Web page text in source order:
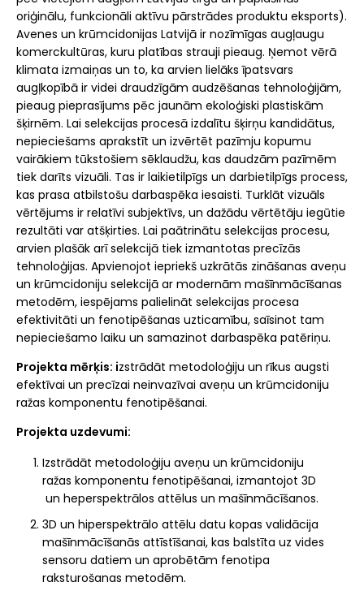
oriģinālu, funkcionāli aktīvu pārstrādes produktu eksports).
Avenes un krūmcidonijas Latvijā ir nozīmīgas augļaugu
komerckultūras, kuru platības strauji pieaug. Ņemot vērā
klimata izmaiņas un to, ka arvien lielāks īpatsvars
augļkopībā ir videi draudzīgām audzēšanas tehnoloģijām,
pieaug pieprasījums pēc jaunām ekoloģiski plastiskām
šķirnēm. Lai selekcijas procesā izdalītu šķirņu kandidātus,
nepieciešams aprakstīt un izvērtēt pazīmju kopumu
vairākiem tūkstošiem sēklaudžu, kas daudzām pazīmēm
tiek darīts vizuāli. Tas ir laikietilpīgs un darbietilpīgs process,
kas prasa atbilstošu darbaspēka iesaisti. Turklāt vizuāls
vērtējums ir relatīvi subjektīvs, un dažādu vērtētāju iegūtie
rezultāti var atšķirties. Lai paātrinātu selekcijas procesu,
arvien plašāk arī selekcijā tiek izmantotas precīzās
tehnoloģijas. Apvienojot iepriekš uzkrātās zināšanas aveņu
un krūmcidoniju selekcijā ar modernām mašīnmācīšanas
metodēm, iespējams palielināt selekcijas procesa
efektivitāti un fenotipēšanas uzticamību, saīsinot tam
nepieciešamo laiku un samazinot darbaspēka patēriņu.
Projekta mērķis: izstrādāt metodoloģiju un rīkus augsti
efektīvai un precīzai neinvazīvai aveņu un krūmcidoniju
ražas komponentu fenotipēšanai.
Projekta uzdevumi:
Izstrādāt metodoloģiju aveņu un krūmcidoniju
ražas komponentu fenotipēšanai, izmantojot 3D
un heperspektrālos attēlus un mašīnmācīšanos.
3D un hiperspektrālo attēlu datu kopas validācija
mašīnmācīšanās attīstīšanai, kas balstīta uz vides
sensoru datiem un aprobētām fenotipa
raksturošanas metodēm.